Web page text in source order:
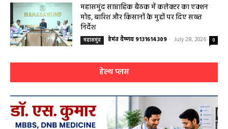
महासमुंद साप्ताहिक बैठक में कलेक्टर का एक्शन
मोड, बारिश और किसानों के मुद्दों पर दिए सख्त
निर्देश
महासमुंद हेमंत वैष्णव 9131614309 - July 28, 2026 0
हेल्थ प्लस